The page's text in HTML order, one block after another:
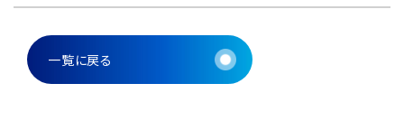
一覧に戻る